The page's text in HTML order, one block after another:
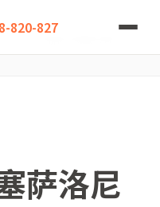
820-827
躺飞希腊的隐藏攻略大公
萨洛尼